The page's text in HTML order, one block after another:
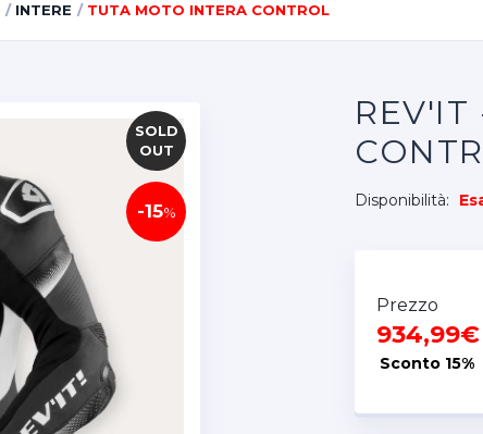
INTERE TUTA MOTO INTERA CONTROL
Disponibilità:
Prezzo
934,99€
Sconto 15%
SOLD
OUT
-15%